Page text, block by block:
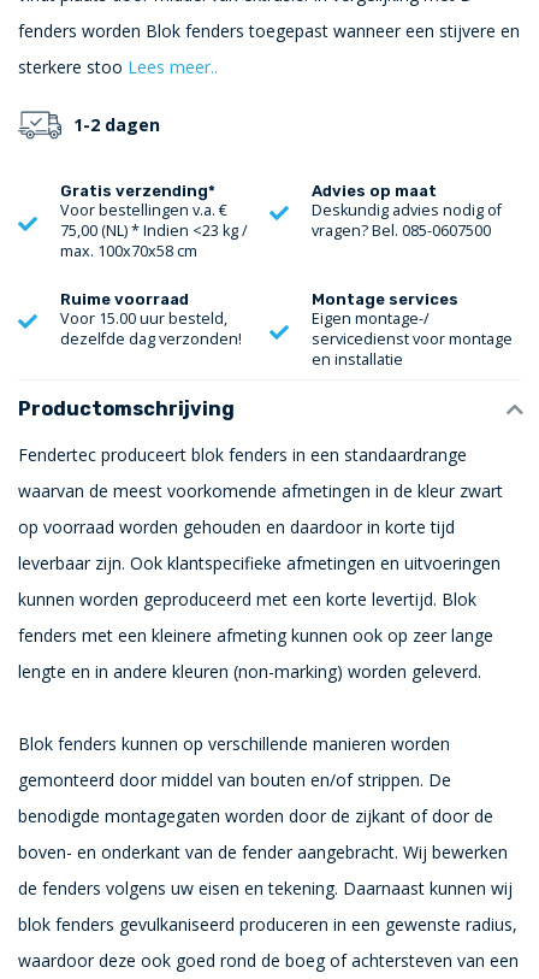
fenders worden Blok fenders toegepast wanneer een stijvere en
sterkere stoo Lees meer..
1-2 dagen
Gratis verzending*
Voor bestellingen v.a. €
75,00 (NL) * Indien <23 kg /
max. 100x70x58 cm
Advies op maat
Deskundig advies nodig of
vragen? Bel. 085-0607500
Ruime voorraad
Voor 15.00 uur besteld,
dezelfde dag verzonden!
Montage services
Eigen montage-/
servicedienst voor montage
en installatie
Productomschrijving
Fendertec produceert blok fenders in een standaardrange
waarvan de meest voorkomende afmetingen in de kleur zwart
op voorraad worden gehouden en daardoor in korte tijd
leverbaar zijn. Ook klantspecifieke afmetingen en uitvoeringen
kunnen worden geproduceerd met een korte levertijd. Blok
fenders met een kleinere afmeting kunnen ook op zeer lange
lengte en in andere kleuren (non-marking) worden geleverd.
Blok fenders kunnen op verschillende manieren worden
gemonteerd door middel van bouten en/of strippen. De
benodigde montagegaten worden door de zijkant of door de
boven- en onderkant van de fender aangebracht. Wij bewerken
de fenders volgens uw eisen en tekening. Daarnaast kunnen wij
blok fenders gevulkaniseerd produceren in een gewenste radius,
waardoor deze ook goed rond de boeg of achtersteven van een